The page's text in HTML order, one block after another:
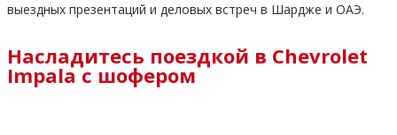
выездных презентаций и деловых встреч в Шардже и ОАЭ.
Насладитесь поездкой в Chevrolet
Impala с шофером